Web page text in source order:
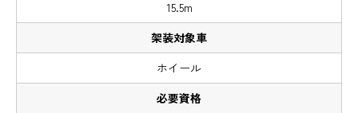
15.5m
ホイール